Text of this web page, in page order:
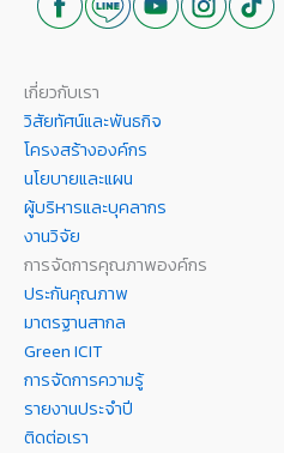
เกี่ยวกับเรา
วิสัยทัศน์และพันธกิจ
โครงสร้างองค์กร
นโยบายและแผน
ผู้บริหารและบุคลากร
งานวิจัย
การจัดการคุณภาพองค์กร
ประกันคุณภาพ
มาตรฐานสากล
Green ICIT
การจัดการความรู้
รายงานประจำปี
ติดต่อเรา